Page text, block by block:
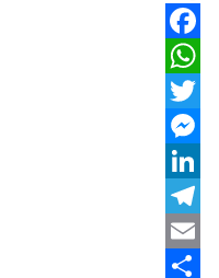
Facebook
WhatsApp
Twitter
Messenger
LinkedIn
Telegram
Email